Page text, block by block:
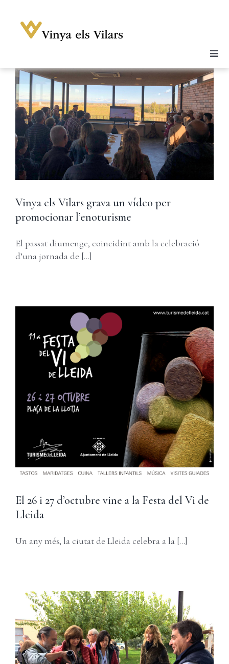
content
Celler
Vins
Enoturisme
Notícies
Galeria
Botiga
Compte
Register
Vinya els Vilars grava un vídeo per
promocionar l’enoturisme
El passat diumenge, coincidint amb la celebració
d’una jornada de [...]
El 26 i 27 d’octubre vine a la Festa del Vi de
Lleida
Un any més, la ciutat de Lleida celebra a la [...]